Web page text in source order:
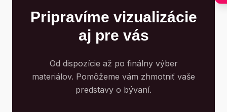
Pripravíme vizualizácie
aj pre vás
Od dispozície až po finálny výber
materiálov. Pomôžeme vám zhmotniť vaše
predstavy o bývaní.